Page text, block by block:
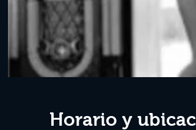
Horario y